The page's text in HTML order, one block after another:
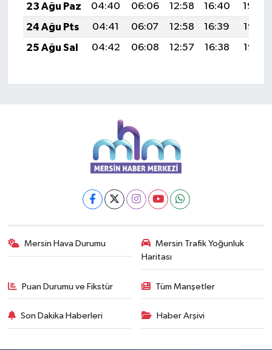
23 Ağu Paz
04:40 06:06 12:58 16:40
19:39
24 Ağu Pts
04:41 06:07 12:58 16:39
19:38
25 Ağu Sal
04:42 06:08 12:57 16:38 19:37
Mersin Hava Durumu
Mersin Trafik Yoğunluk
Haritası
Puan Durumu ve Fikstür Tüm Manşetler
Son Dakika Haberleri Haber Arşivi